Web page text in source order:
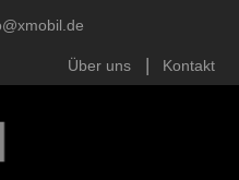
Über uns Kontakt